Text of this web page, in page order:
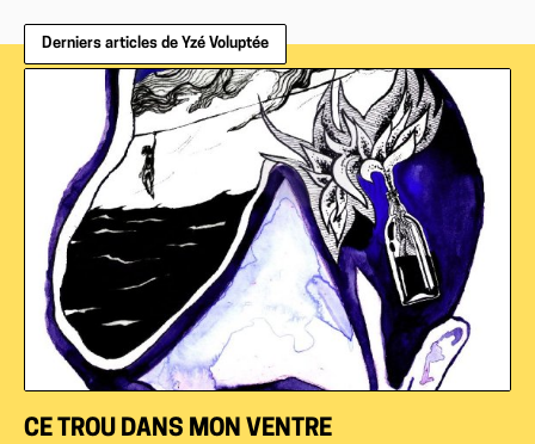
Derniers articles de Yzé Voluptée
CE TROU DANS MON VENTRE